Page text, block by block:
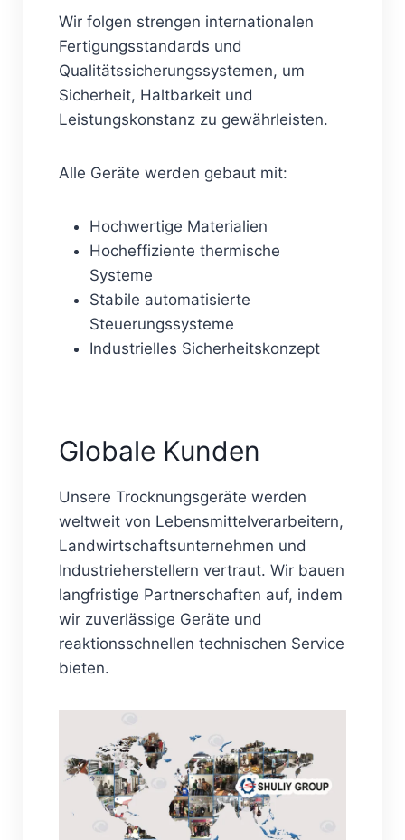
Wir folgen strengen internationalen
Fertigungsstandards und
Qualitätssicherungssystemen, um
Sicherheit, Haltbarkeit und
Leistungskonstanz zu gewährleisten.
Alle Geräte werden gebaut mit:
Hochwertige Materialien
Hocheffiziente thermische
Systeme
Stabile automatisierte
Steuerungssysteme
Industrielles Sicherheitskonzept
Globale Kunden
Unsere Trocknungsgeräte werden
weltweit von Lebensmittelverarbeitern,
Landwirtschaftsunternehmen und
Industrieherstellern vertraut. Wir bauen
langfristige Partnerschaften auf, indem
wir zuverlässige Geräte und
reaktionsschnellen technischen Service
bieten.